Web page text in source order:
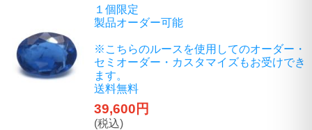
１個限定
製品オーダー可能
※こちらのルースを使用してのオーダー・
セミオーダー・カスタマイズもお受けでき
ます。
送料無料
39,600円
(税込)